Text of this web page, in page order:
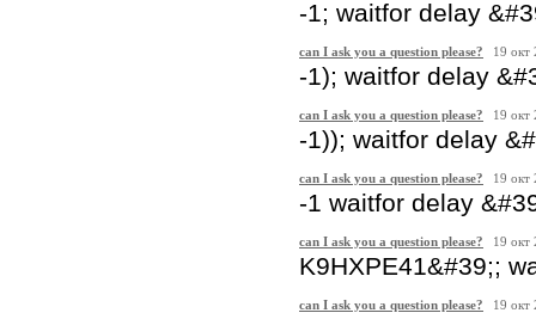
-1; waitfor delay
can I ask you a question please? 19
-1); waitfor delay
can I ask you a question please? 19
-1)); waitfor delay
can I ask you a question please? 19
-1 waitfor delay
can I ask you a question please? 19
K9HXPE41&#39;;
can I ask you a question please? 19